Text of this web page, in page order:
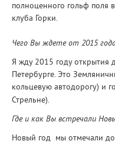
полноценного гольф поля
клуба Горки.
Чего Вы ждете от 2015
Я жду 2015 году открытия
Петербурге. Это
кольцевую автодорогу) и
Стрельне).
Где и как Вы встречали
Новый год мы отмечали